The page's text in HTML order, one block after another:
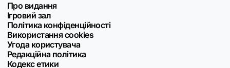
Про видання
Ігровий зал
Політика конфіденційності
Використання cookies
Угода користувача
Редакційна політика
Кодекс етики